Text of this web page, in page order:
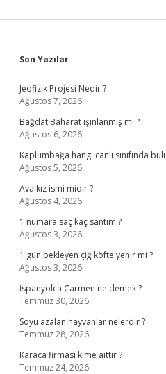
Sidebar
Son Yazılar
Jeofizik Projesi Nedir ?
Ağustos 7, 2026
Bağdat Baharat ışınlanmış mı ?
Ağustos 6, 2026
Kaplumbağa hangi canlı sınıfında
Ağustos 5, 2026
Ava kız ismi midir ?
Ağustos 4, 2026
1 numara saç kaç santim ?
Ağustos 3, 2026
1 gün bekleyen çiğ köfte yenir mi ?
Ağustos 3, 2026
İspanyolca Carmen ne demek ?
Temmuz 30, 2026
Soyu azalan hayvanlar nelerdir ?
Temmuz 28, 2026
Karaca firması kime aittir ?
Temmuz 24, 2026